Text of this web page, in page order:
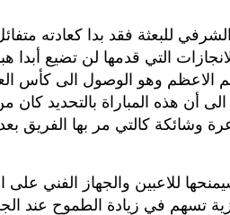
للبعثة فقد بدا كعادته
التي قدمها لن تضيع أبدا
الاعظم وهو الوصول الى كأس
أن هذه المباراة بالتحديد كان
وشائكة كالتي مر بها الفريق بعد